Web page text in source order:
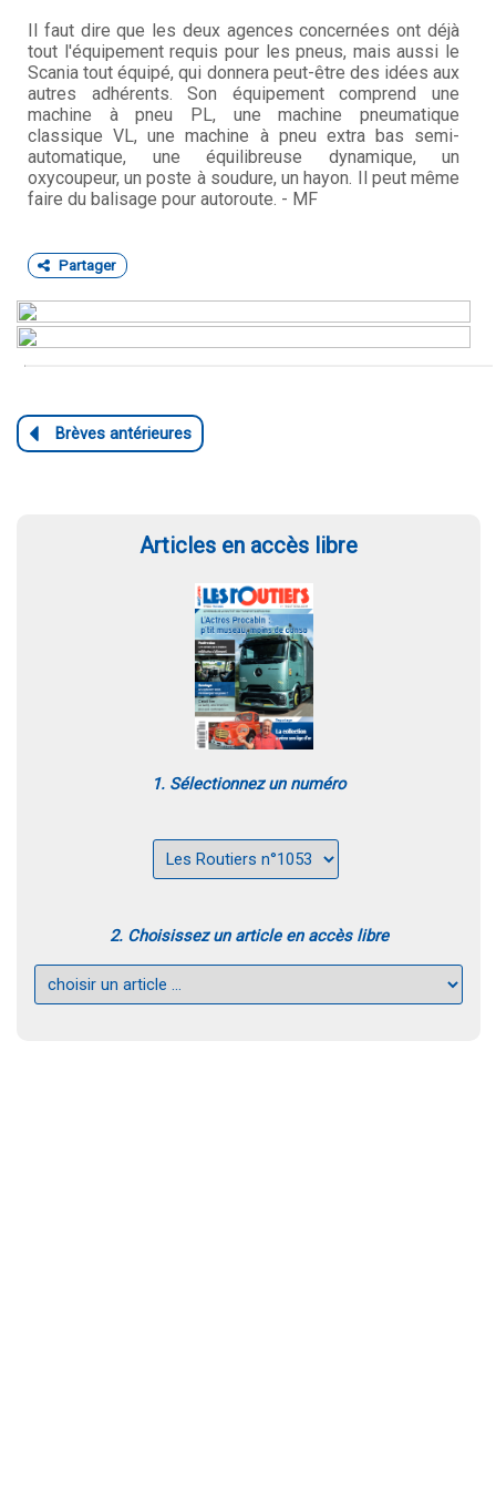
Il faut dire que les deux agences concernées ont déjà
tout l'équipement requis pour les pneus, mais aussi le
Scania tout équipé, qui donnera peut-être des idées aux
autres adhérents. Son équipement comprend une
machine à pneu PL, une machine pneumatique
classique VL, une machine à pneu extra bas semi-
automatique, une équilibreuse dynamique, un
oxycoupeur, un poste à soudure, un hayon. Il peut même
faire du balisage pour autoroute. - MF
Partager
Articles en accès libre
1. Sélectionnez un numéro
2. Choisissez un article en accès libre